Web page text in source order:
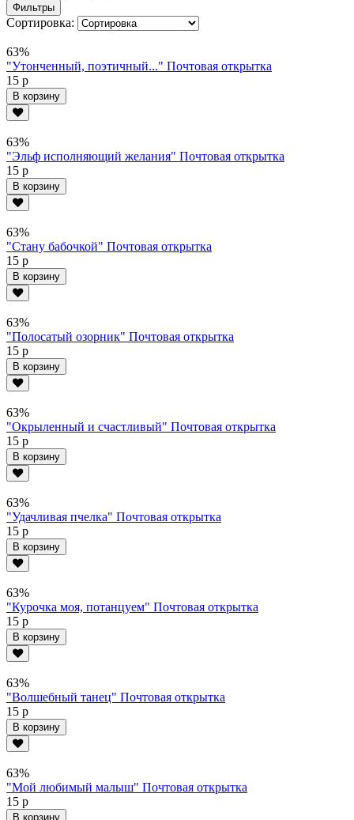
Фильтры
Сортировка:
63%
"Утонченный, поэтичный..." Почтовая открытка
15 р
В корзину
63%
"Эльф исполняющий желания" Почтовая открытка
15 р
В корзину
63%
"Стану бабочкой" Почтовая открытка
15 р
В корзину
63%
"Полосатый озорник" Почтовая открытка
15 р
В корзину
63%
"Окрыленный и счастливый" Почтовая открытка
15 р
В корзину
63%
"Удачливая пчелка" Почтовая открытка
15 р
В корзину
63%
"Курочка моя, потанцуем" Почтовая открытка
15 р
В корзину
63%
"Волшебный танец" Почтовая открытка
15 р
В корзину
63%
"Мой любимый малыш" Почтовая открытка
15 р
В корзину